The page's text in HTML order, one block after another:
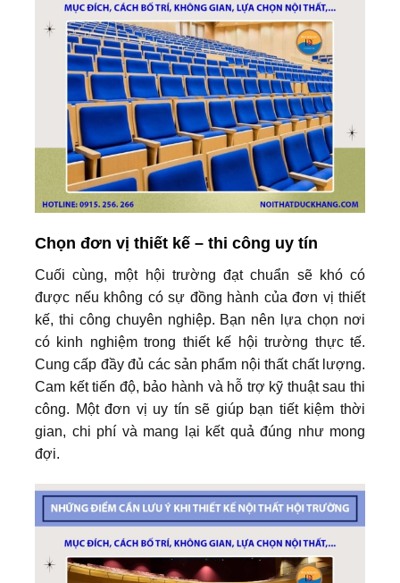
Chọn đơn vị thiết kế – thi công uy tín
Cuối cùng, một hội trường đạt chuẩn sẽ khó có
được nếu không có sự đồng hành của đơn vị thiết
kế, thi công chuyên nghiệp. Bạn nên lựa chọn nơi
có kinh nghiệm trong thiết kế hội trường thực tế.
Cung cấp đầy đủ các sản phẩm nội thất chất lượng.
Cam kết tiến độ, bảo hành và hỗ trợ kỹ thuật sau thi
công. Một đơn vị uy tín sẽ giúp bạn tiết kiệm thời
gian, chi phí và mang lại kết quả đúng như mong
đợi.